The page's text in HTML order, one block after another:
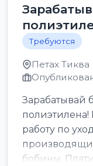
Требуются
Петах
Зарабатывай
работу по
бобины.